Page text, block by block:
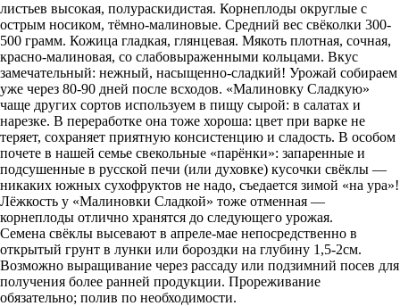
листьев высокая, полураскидистая. Корнеплоды округлые с
острым носиком, тёмно-малиновые. Средний вес свёколки 300-
500 грамм. Кожица гладкая, глянцевая. Мякоть плотная, сочная,
красно-малиновая, со слабовыраженными кольцами. Вкус
замечательный: нежный, насыщенно-сладкий! Урожай собираем
уже через 80-90 дней после всходов. «Малиновку Сладкую»
чаще других сортов используем в пищу сырой: в салатах и
нарезке. В переработке она тоже хороша: цвет при варке не
теряет, сохраняет приятную консистенцию и сладость. В особом
почете в нашей семье свекольные «парёнки»: запаренные и
подсушенные в русской печи (или духовке) кусочки свёклы —
никаких южных сухофруктов не надо, съедается зимой «на ура»!
Лёжкость у «Малиновки Сладкой» тоже отменная —
корнеплоды отлично хранятся до следующего урожая.
Семена свёклы высевают в апреле-мае непосредственно в
открытый грунт в лунки или бороздки на глубину 1,5-2см.
Возможно выращивание через рассаду или подзимний посев для
получения более ранней продукции. Прореживание
обязательно; полив по необходимости.